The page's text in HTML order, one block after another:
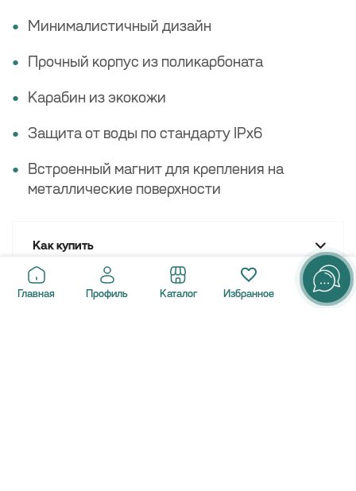
Минималистичный дизайн
Прочный корпус из поликарбоната
Карабин из экокожи
Защита от воды по стандарту IPx6
Встроенный магнит для крепления на
металлические поверхности
Как купить
Оплата
Главная Профиль Каталог Избранное